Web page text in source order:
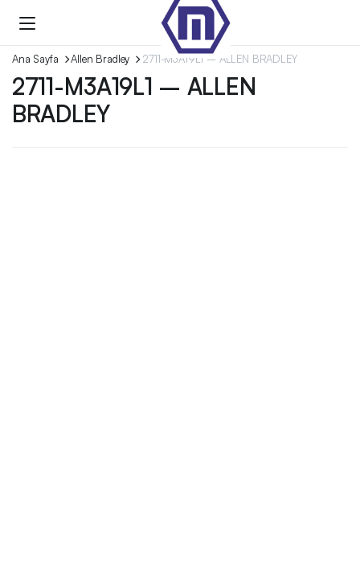
Ana Sayfa Allen Bradley 2711-M3A19L1 – ALLEN BRADLEY
2711-M3A19L1 – ALLEN
BRADLEY